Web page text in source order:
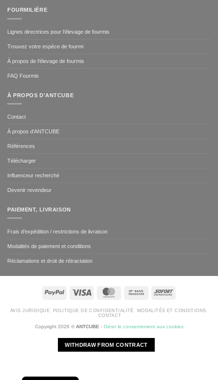
FOURMILIÈRE
Lignes directrices pour l'élevage de fourmis
Trouvez votre espèce de fourmi
À propos de l'élevage de fourmis
FAQ Fourmis
À PROPOS D'ANTCUBE
Contact
À propos d'ANTCUBE
Références
Télécharger
Influenceur recherché
Devenir revendeur
PAIEMENT, LIVRAISON
Frais d'expédition / restrictions de livraison
Modalités de paiement et conditions
Réclamations et droit de rétractation
PayPal MasterCard
Bank
Sofort
AVIS JURIDIQUE POLITIQUE DE CONFIDENTIALITÉ
MODALITÉS ET CONDITIONS
CONTACT
Copyright 2026 ©ANTCUBE- Gérer le consentement aux cookies
WITHDRAW FROM CONTRACT